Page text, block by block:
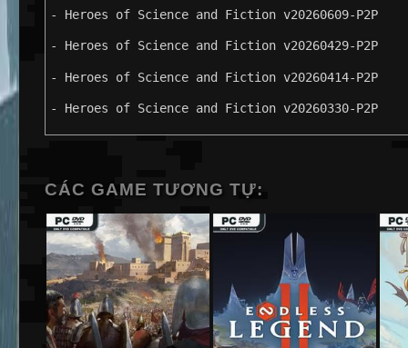
- Heroes of Science and Fiction v20260609-P2P
- Heroes of Science and Fiction v20260429-P2P
- Heroes of Science and Fiction v20260414-P2P
- Heroes of Science and Fiction v20260330-P2P
CÁC GAME TƯƠNG TỰ: